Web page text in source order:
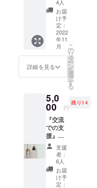
舗を持たな
い移動雑貨
店として、
全国各地の
イベントへ
の出店や商
業施設での
ラリーでの
企画展など
pop up shop
をしており
✧
SET（1
回）
OPEN
を彩る
作家さ
まの中
から、
くるみ
店長が
セレク
紙もの
SETを
お送り
しま
す。 (お
まかせ
セレク
ト) ※お
写真は
例とな
りま
す。 ＊
4人
お届
け予
定：
2022
年11
月
詳細を見る
こ
の
リ
タ
ー
ン
を
選
択
す
る
5,0
00 円
残り14
『交流
での支
援』お
店づく
りを一
緒にす
るチ
ケット
店内の
支援
者：
6人
お届
け予
定：